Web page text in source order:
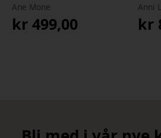
Ane Mone
kr 499,00
Anni
kr